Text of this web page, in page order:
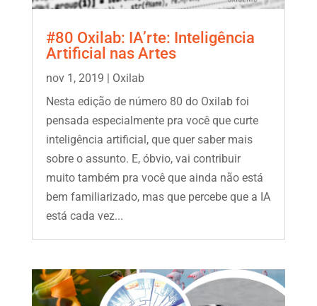
#80 Oxilab: IA’rte: Inteligência
Artificial nas Artes
nov 1, 2019
Oxilab
Nesta edição de número 80 do Oxilab foi
pensada especialmente pra você que curte
inteligência artificial, que quer saber mais
sobre o assunto. E, óbvio, vai contribuir
muito também pra você que ainda não está
bem familiarizado, mas que percebe que a IA
está cada vez...